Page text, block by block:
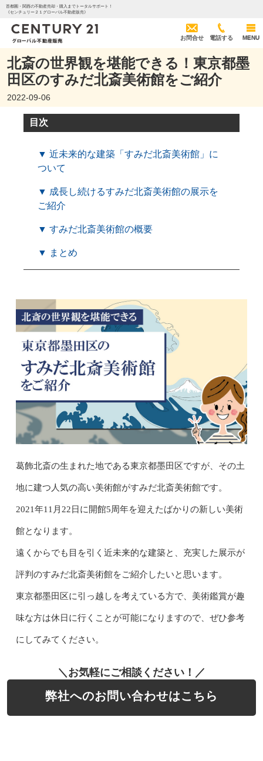
首都圏・関西の不動産売却・購入までトータルサポート！
《センチュリー２１グローバル不動産販売》
お問合せ 電話する MENU
北斎の世界観を堪能できる！東京都墨
田区のすみだ北斎美術館をご紹介
2022-09-06
目次
▼ 近未来的な建築「すみだ北斎美術館」に
ついて
▼ 成長し続けるすみだ北斎美術館の展示を
ご紹介
▼ すみだ北斎美術館の概要
▼ まとめ
葛飾北斎の生まれた地である東京都墨田区ですが、その土
地に建つ人気の高い美術館がすみだ北斎美術館です。
2021年11月22日に開館5周年を迎えたばかりの新しい美術
館となります。
遠くからでも目を引く近未来的な建築と、充実した展示が
評判のすみだ北斎美術館をご紹介したいと思います。
東京都墨田区に引っ越しを考えている方で、美術鑑賞が趣
味な方は休日に行くことが可能になりますので、ぜひ参考
にしてみてください。
＼お気軽にご相談ください！／
弊社へのお問い合わせはこちら